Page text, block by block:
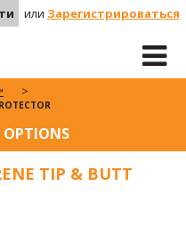
или Зарегистрироваться
OPTIONS
TIP & BUTT